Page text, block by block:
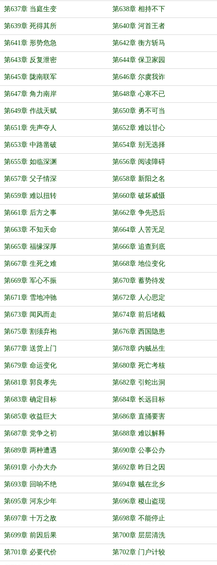
第637章 当庭生变 第638章 相持不下
第639章 死得其所 第640章 河首王者
第641章 形势危急 第642章 衡方斩马
第643章 反复泄密 第644章 保卫家园
第645章 陇南联军 第646章 尔虞我诈
第647章 角力南岸 第648章 心寒不已
第649章 作战天赋 第650章 勇不可当
第651章 先声夺人 第652章 难以甘心
第653章 中路凿破 第654章 别无选择
第655章 如临深渊 第656章 阅读障碍
第657章 父子情深 第658章 新阳之名
第659章 难以扭转 第660章 破坏威慑
第661章 后方之事 第662章 争先恐后
第663章 不知天命 第664章 人苦无足
第665章 福缘深厚 第666章 追查到底
第667章 生死之难 第668章 地位变化
第669章 军心不振 第670章 蓄势待发
第671章 雪地冲驰 第672章 人心思定
第673章 闻风而走 第674章 前后堵截
第675章 割须弃袍 第676章 西国隐患
第677章 送货上门 第678章 内贼丛生
第679章 命运变化 第680章 死亡考核
第681章 郭良孝先 第682章 引蛇出洞
第683章 确定目标 第684章 长远目标
第685章 收益巨大 第686章 直捅要害
第687章 党争之初 第688章 难以解释
第689章 两种遭遇 第690章 公事公办
第691章 小办大办 第692章 昨日之因
第693章 回响不绝 第694章 贼在北乡
第695章 河东少年 第696章 稷山盗现
第697章 十万之敌 第698章 不能停止
第699章 前因后果 第700章 层层清洗
第701章 必要代价 第702章 门户计较